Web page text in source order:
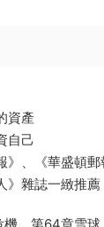
資產
自己
》、《華盛頓
》雜誌一緻推薦